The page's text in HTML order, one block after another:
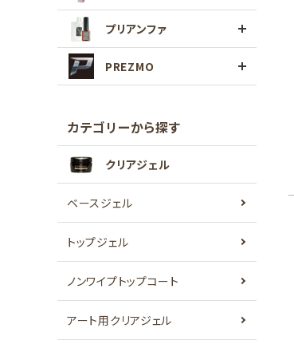
プリアンファ
PREZMO
カテゴリーから探す
クリアジェル
ベースジェル
トップジェル
ノンワイプトップコート
アート用クリアジェル